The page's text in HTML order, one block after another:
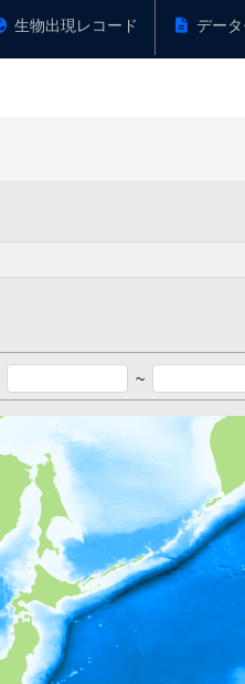
生物出現レコード デー
~